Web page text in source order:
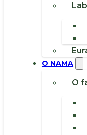
O NAMA
O